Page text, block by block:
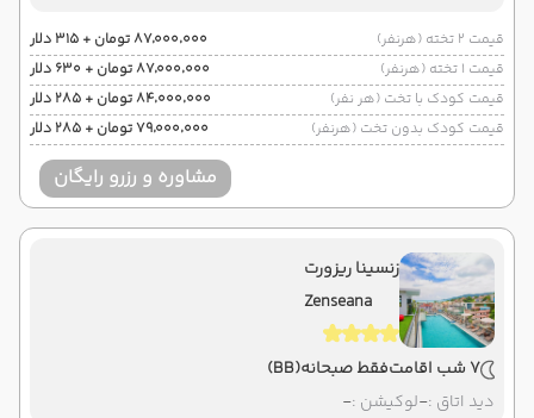
قیمت 2 تخته (هرنفر)
۸۷٬۰۰۰٬۰۰۰ تومان + ۳۱۵ دلار
قیمت 1 تخته (هرنفر)
۸۷٬۰۰۰٬۰۰۰ تومان + ۶۳۰ دلار
قیمت کودک با تخت (هر نفر)
۸۴٬۰۰۰٬۰۰۰ تومان + ۲۸۵ دلار
قیمت کودک بدون تخت (هرنفر)
۷۹٬۰۰۰٬۰۰۰ تومان + ۲۸۵ دلار
مشاوره و رزرو رایگان
زنسینا ریزورت
Zenseana
7 شب اقامت فقط صبحانه(BB)
دید اتاق :-لوکیشن :-